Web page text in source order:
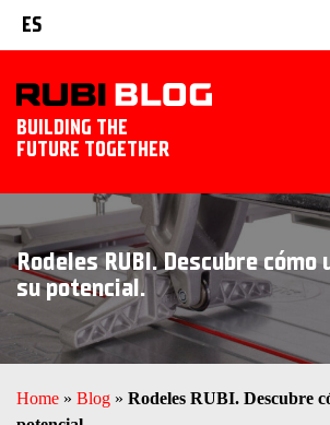
ES
BUILDING THE
FUTURE TOGETHER
INICIO
TRUCOS Y CONSEJOS
IDEAS Y PROYECTOS
Rodeles RUBI. Descubre
su potencial.
Home » Blog » Rodeles RUBI. Descubre